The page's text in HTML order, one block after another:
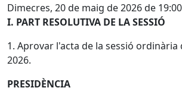
Dimecres, 20 de maig de 2026 de
I. PART RESOLUTIVA DE LA SESSIÓ
1. Aprovar l'acta de la sessió ordinària
2026.
PRESIDÈNCIA